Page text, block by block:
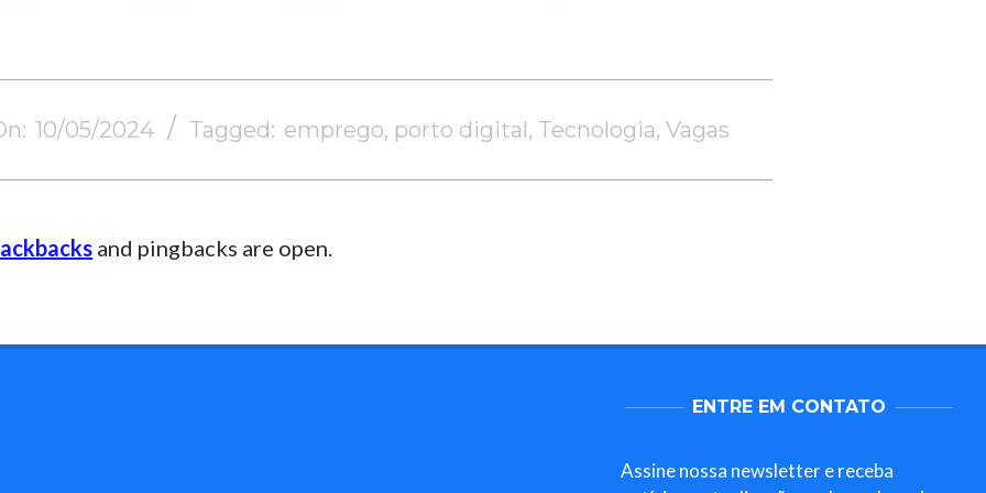
10/05/2024 Tagged: emprego, porto digital, Tecnologia,Vagas
and pingbacks are open.
ENTRE EM CONTATO
Assine nossa newsletter e receba